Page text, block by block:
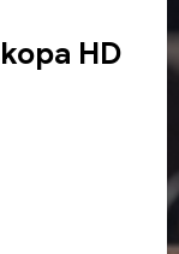
HD